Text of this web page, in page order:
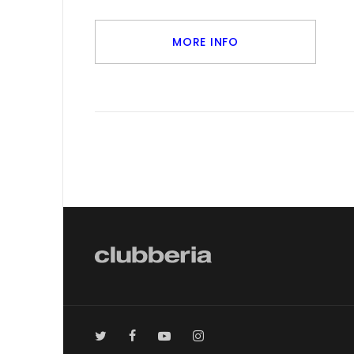
MORE INFO